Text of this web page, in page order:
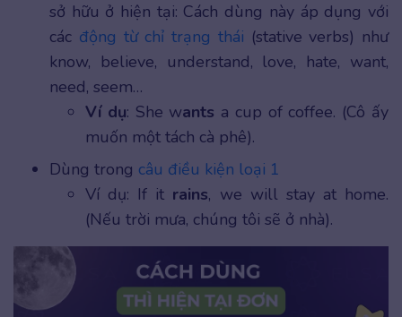
sở hữu ở hiện tại: Cách dùng này áp dụng với
các động từ chỉ trạng thái (stative verbs) như
know, believe, understand, love, hate, want,
need, seem…
Ví dụ: She wants a cup of coffee. (Cô ấy
muốn một tách cà phê).
Dùng trong câu điều kiện loại 1
Ví dụ: If it rains, we will stay at home.
(Nếu trời mưa, chúng tôi sẽ ở nhà).